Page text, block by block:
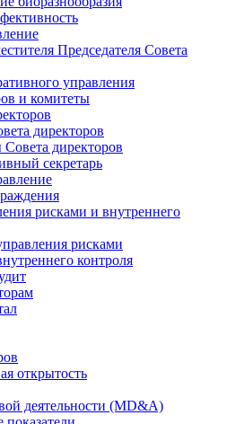
Председателя Совета
управления
и комитеты
директоров
директоров
секретарь
рисками и внутреннего
рисками
контроля
открытость
деятельности (MD&A)